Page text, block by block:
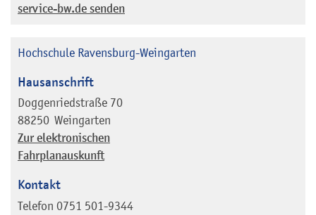
service-bw.de senden
Hochschule Ravensburg-Weingarten
Hausanschrift
Doggenriedstraße 70
88250 Weingarten
Zur elektronischen
Fahrplanauskunft
Kontakt
Telefon 0751 501-9344